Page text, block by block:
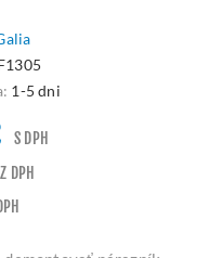
1-5 dni
S DPH
DPH